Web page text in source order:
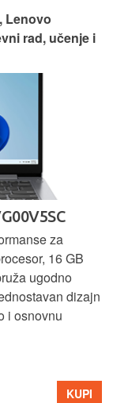
Lenovo
rad, učenje i
za
16 GB
ugodno
dizajn
i osnovnu
KUPI